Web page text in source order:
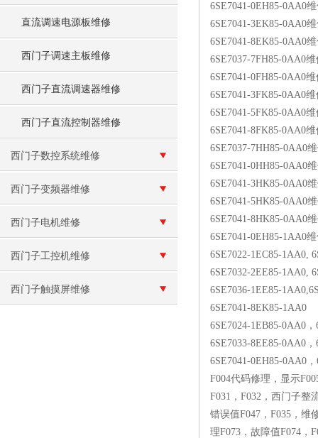
直流调速电源板维修
西门子调速主板维修
西门子直流调速器维修
西门子直流控制器维修
西门子数控系统维修
西门子变频器维修
西门子电机维修
西门子工控机维修
西门子触摸屏维修
6SE7041-0EH85-0AA0
6SE7041-3EK85-0AA0
6SE7041-8EK85-0AA0
6SE7037-7FH85-0AA0
6SE7041-0FH85-0AA0
6SE7041-3FK85-0AA0维
6SE7041-5FK85-0AA0维
6SE7041-8FK85-0AA0维
6SE7037-7HH85-0AA0
6SE7041-0HH85-0AA0
6SE7041-3HK85-0AA0
6SE7041-5HK85-0AA0
6SE7041-8HK85-0AA0
6SE7041-0EH85-1AA0
6SE7022-1EC85-1AA0,
6SE7032-2EE85-1AA0,
6SE7036-1EE85-
6SE7041-8EK85-1AA0
6SE7024-1EB85-0AA0
6SE7033-8EE85-0AA0
6SE7041-0EH85-0AA0
F004代码修理，显示
F031，F032，西门子整
错误值F047，F035，维
理F073，故障值F074，